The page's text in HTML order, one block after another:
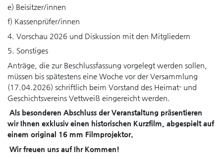
e) Beisitzer/innen
f) Kassenprüfer/innen
4. Vorschau 2026 und Diskussion mit den Mitgliedern
5. Sonstiges
Anträge, die zur Beschlussfassung vorgelegt werden sollen,
müssen bis spätestens eine Woche vor der Versammlung
(17.04.2026) schriftlich beim Vorstand des Heimat- und
Geschichtsvereins Vettweiß eingereicht werden.
Als besonderen Abschluss der Veranstaltung präsentieren
wir Ihnen exklusiv einen historischen Kurzfilm, abgespielt auf
einem original 16 mm Filmprojektor.
Wir freuen uns auf Ihr Kommen!